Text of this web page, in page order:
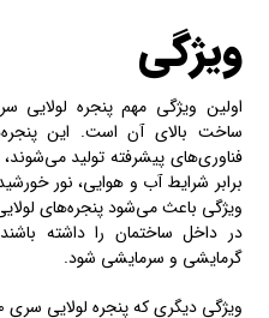
ویژگی
ساخت بالای آن است. این
فناوری‌های پیشرفته تولید
برابر شرایط آب و هوایی، نور
در داخل ساختمان را داشته
گرمایشی و سرمایشی شود.